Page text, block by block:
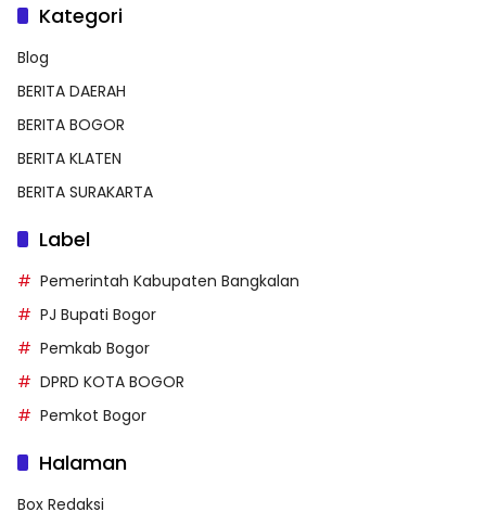
Kategori
Blog
BERITA DAERAH
BERITA BOGOR
BERITA KLATEN
BERITA SURAKARTA
Label
Pemerintah Kabupaten Bangkalan
PJ Bupati Bogor
Pemkab Bogor
DPRD KOTA BOGOR
Pemkot Bogor
Halaman
Box Redaksi